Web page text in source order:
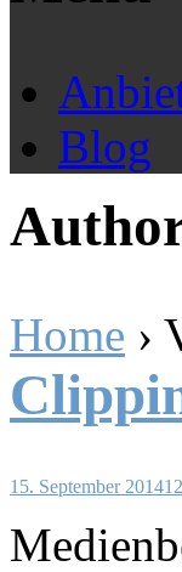
Blog
Home ›
15. September 2014